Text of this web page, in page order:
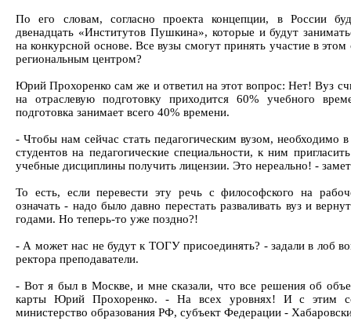
По его словам, согласно проекта концепции, в России
двенадцать «Институтов Пушкина», которые и будут
на конкурсной основе. Все вузы смогут принять участие в
региональным центром?
Юрий Прохоренко сам же и ответил на этот вопрос: Нет! Вуз
на отраслевую подготовку приходится 60% учебного
подготовка занимает всего 40% времени.
- Чтобы нам сейчас стать педагогическим вузом, необходимо
студентов на педагогические специальности, к ним
учебные дисциплины получить лицензии. Это нереально! -
То есть, если перевести эту речь с философского на
означать - надо было давно перестать разваливать вуз и
годами. Но теперь-то уже поздно?!
- А может нас не будут к ТОГУ присоединять? - задали в лоб
ректора преподаватели.
- Вот я был в Москве, и мне сказали, что все решения об
карты Юрий Прохоренко. - На всех уровнях! И с этим
министерство образования РФ, субъект Федерации -